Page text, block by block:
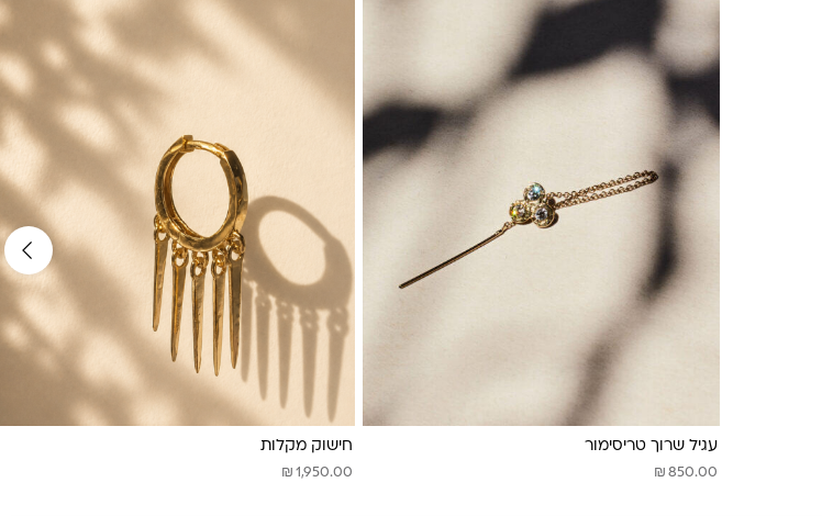
עגיל שרוך טריסימור
₪ 850.00
חישוק מקלות
₪ 1,950.00